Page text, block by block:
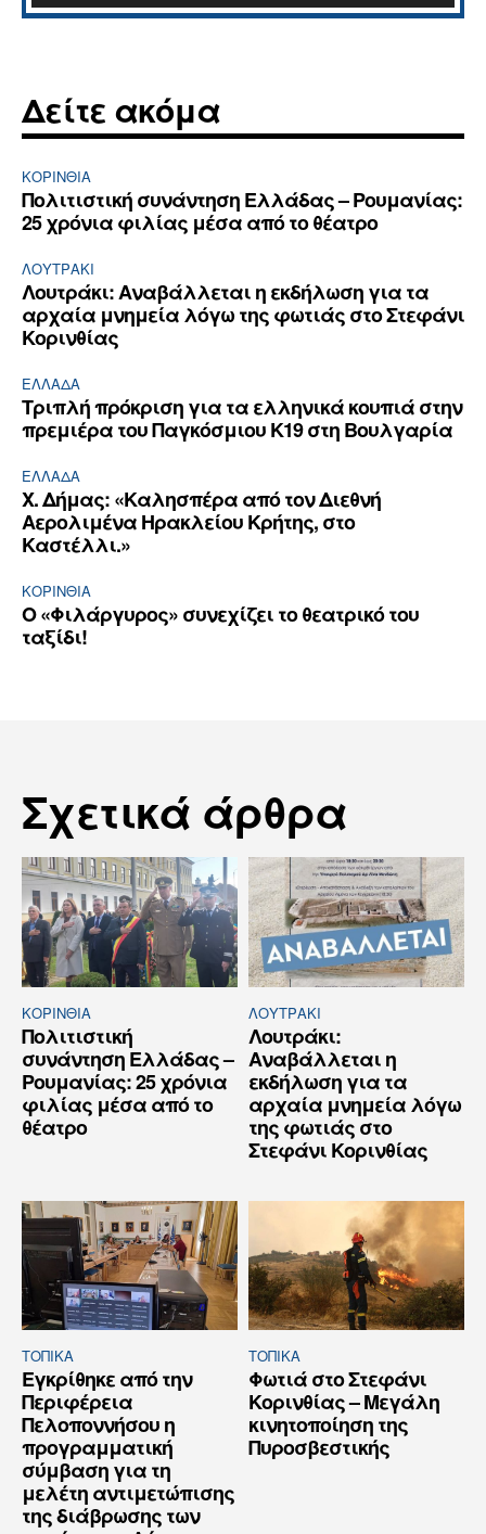
Δείτε ακόμα
ΚΟΡΙΝΘΊΑ
Πολιτιστική συνάντηση Ελλάδας – Ρουμανίας:
25 χρόνια φιλίας μέσα από το θέατρο
ΛΟΥΤΡΆΚΙ
Λουτράκι: Αναβάλλεται η εκδήλωση για τα
αρχαία μνημεία λόγω της φωτιάς στο Στεφάνι
Κορινθίας
ΕΛΛΆΔΑ
Τριπλή πρόκριση για τα ελληνικά κουπιά στην
πρεμιέρα του Παγκόσμιου Κ19 στη Βουλγαρία
ΕΛΛΆΔΑ
Χ. Δήμας: «Καλησπέρα από τον Διεθνή
Αερολιμένα Ηρακλείου Κρήτης, στο
Καστέλλι.»
ΚΟΡΙΝΘΊΑ
Ο «Φιλάργυρος» συνεχίζει το θεατρικό του
ταξίδι!
Σχετικά άρθρα
ΚΟΡΙΝΘΊΑ
Πολιτιστική
συνάντηση Ελλάδας –
Ρουμανίας: 25 χρόνια
φιλίας μέσα από το
θέατρο
ΛΟΥΤΡΆΚΙ
Λουτράκι:
Αναβάλλεται η
εκδήλωση για τα
αρχαία μνημεία λόγω
της φωτιάς στο
Στεφάνι Κορινθίας
ΤΟΠΙΚΑ
Εγκρίθηκε από την
Περιφέρεια
Πελοποννήσου η
προγραμματική
σύμβαση για τη
μελέτη αντιμετώπισης
της διάβρωσης των
ΤΟΠΙΚΑ
Φωτιά στο Στεφάνι
Κορινθίας – Μεγάλη
κινητοποίηση της
Πυροσβεστικής